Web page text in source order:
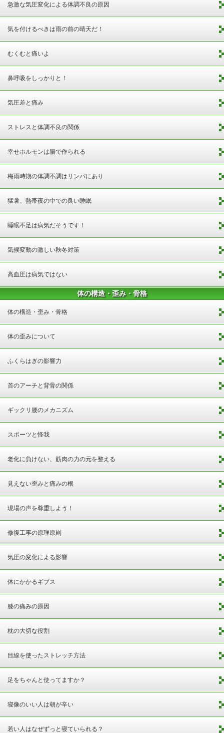
急激な気圧変化による体調不良の原因
気を付けるべきは雨の前の晴天だ！
むくむと痛いよ
鼻呼吸をしっかりと！
気圧差と痛み
ストレスと体調不良の関係
幸せホルモンは腸で作られる
梅雨時期の体調不調はリンパにあり
猛暑、熱帯夜の中での良い睡眠
睡眠不足は病気だそうです！
気候変動の激しい秋冬対策
高血圧は病気ではない
体の構造・歪み・骨格
体の構造・歪み・骨格
体の歪みについて
ふくらはぎの影響力
首のアーチと背骨の関係
ギックリ腰のメカニズム
スポーツと怪我
老化に負けない、筋肉の力の元を整える
見えない歪みと痛みの根
現場の声を尊重しよう！
修復工事の原理原則
気圧の変化による影響
体にかかるギブス
膝の痛みの原因
枕の大切な役割
目線を使ったストレッチ方法
足をちゃんと使ってますか？
寝像のいい人は朝が辛い
若い人はなぜずっと寝ていられる？